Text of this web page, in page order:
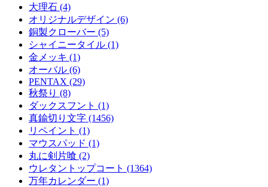
大理石 (4)
オリジナルデザイン (6)
銅製クローバー (5)
シャイニータイル (1)
金メッキ (1)
オーバル (6)
PENTAX (29)
秋祭り (8)
ダックスフント (1)
真鍮切り文字 (1456)
リペイント (1)
マウスパッド (1)
丸に剣片喰 (2)
ウレタントップコート (1364)
万年カレンダー (1)